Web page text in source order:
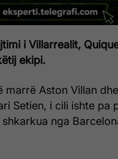
i Villarrealit,
ekipi.
marrë Aston Villan dhe
Setien, i cili ishte pa
nga